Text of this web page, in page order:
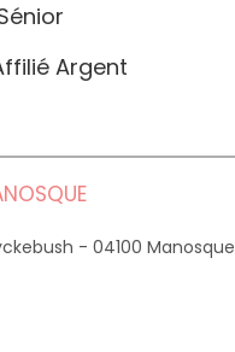
Argent
- 04100 Manosque